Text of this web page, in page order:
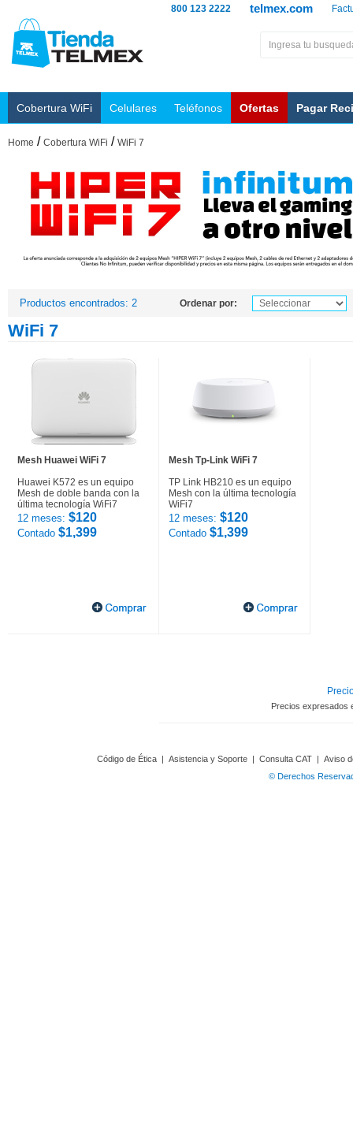
telmex.com
800 123 2222
Cobertura WiFi Celulares Teléfonos Ofertas Pagar
Home / Cobertura WiFi / WiFi 7
Productos encontrados: 2 Ordenar por:
WiFi 7
Mesh Huawei WiFi 7
Huawei K572 es un equipo
Mesh de doble banda con la
última tecnología WiFi7
12 meses: $120
Contado $1,399
Mesh Tp-Link WiFi 7
TP Link HB210 es un equipo
Mesh con la última tecnología
WiFi7
12 meses: $120
Contado $1,399
Precios expresados
Código de Ética | Asistencia y Soporte | Consulta CAT | Aviso
© Derechos